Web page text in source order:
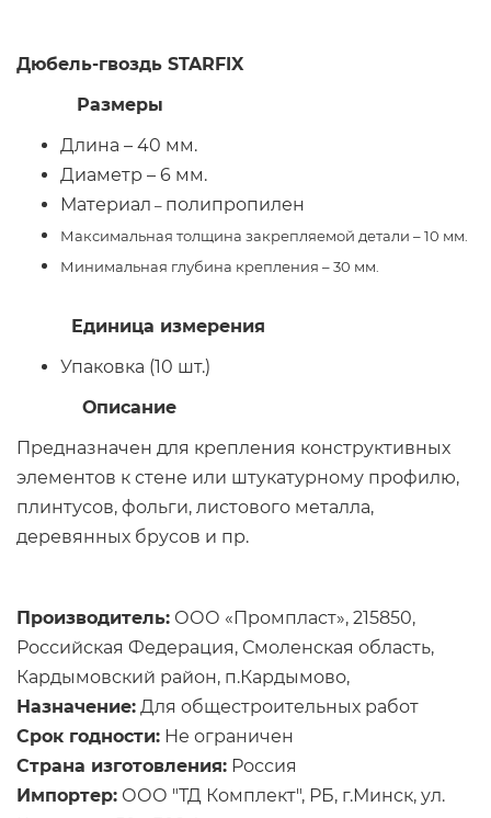
Дюбель-гвоздь STARFIX
Размеры
Длина – 40 мм.
Диаметр – 6 мм.
Материал – полипропилен
Максимальная толщина закрепляемой детали – 10 мм.
Минимальная глубина крепления – 30 мм.
Единица измерения
Упаковка (10 шт.)
Описание
Предназначен для крепления конструктивных
элементов к стене или штукатурному профилю,
плинтусов, фольги, листового металла,
деревянных брусов и пр.
Производитель: ООО «Промпласт», 215850,
Российская Федерация, Смоленская область,
Кардымовский район, п.Кардымово,
Назначение: Для общестроительных работ
Срок годности: Не ограничен
Страна изготовления: Россия
Импортер: ООО "ТД Комплект", РБ, г.Минск, ул.